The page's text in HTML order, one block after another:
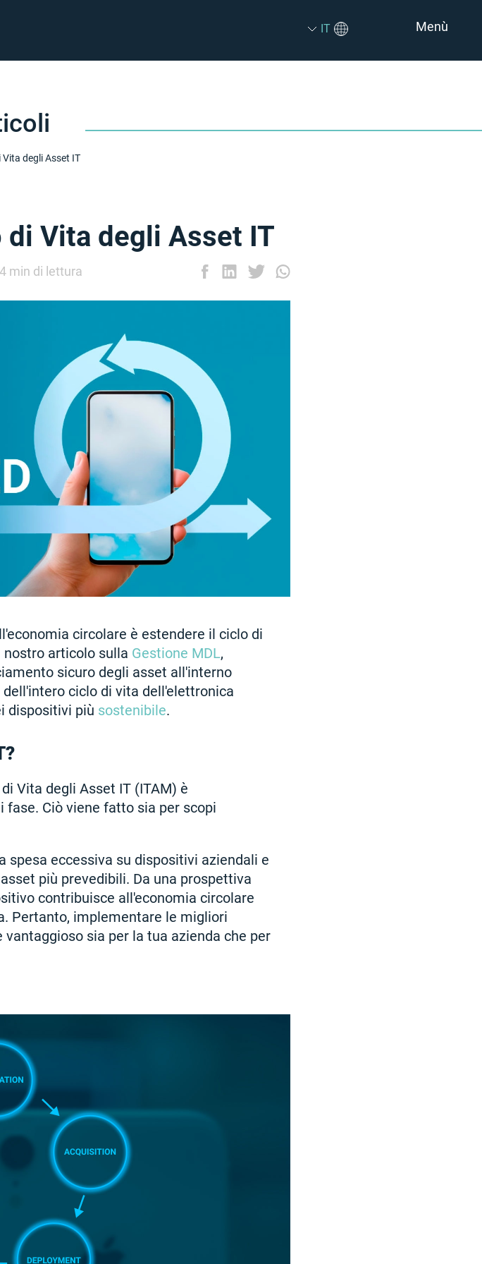
IT Menù
Vita degli Asset IT
Vita degli Asset IT
4 min di lettura
circolare è estendere il ciclo di
articolo sulla Gestione MDL,
sicuro degli asset all'interno
ciclo di vita dell'elettronica
dispositivi più sostenibile.
Vita degli Asset IT (ITAM) è
Ciò viene fatto sia per scopi
spesa eccessiva su dispositivi aziendali e
più prevedibili. Da una prospettiva
contribuisce all'economia circolare
Pertanto, implementare le migliori
sia per la tua azienda che per